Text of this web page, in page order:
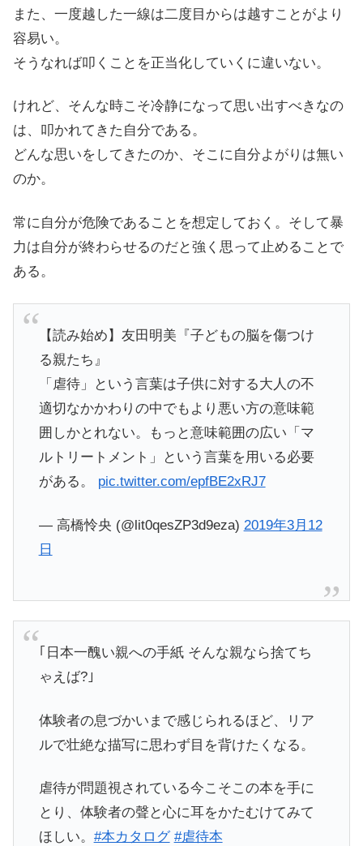
また、一度越した一線は二度目からは越すことがより
容易い。
そうなれば叩くことを正当化していくに違いない。
けれど、そんな時こそ冷静になって思い出すべきなの
は、叩かれてきた自分である。
どんな思いをしてきたのか、そこに自分よがりは無い
のか。
常に自分が危険であることを想定しておく。そして暴
力は自分が終わらせるのだと強く思って止めることで
ある。
【読み始め】友田明美『子どもの脳を傷つけ
る親たち』
「虐待」という言葉は子供に対する大人の不
適切なかかわりの中でもより悪い方の意味範
囲しかとれない。もっと意味範囲の広い「マ
ルトリートメント」という言葉を用いる必要
がある。 pic.twitter.com/epfBE2xRJ7
— 高橋怜央 (@lit0qesZP3d9eza) 2019年3月12
日
｢日本一醜い親への手紙 そんな親なら捨てち
ゃえば?｣
体験者の息づかいまで感じられるほど、リア
ルで壮絶な描写に思わず目を背けたくなる。
虐待が問題視されている今こそこの本を手に
とり、体験者の聲と心に耳をかたむけてみて
ほしい。 #本カタログ #虐待本